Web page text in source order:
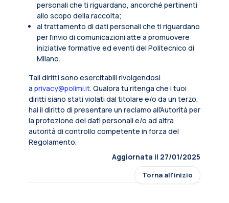
personali che ti riguardano, ancorché pertinenti
allo scopo della raccolta;
al trattamento di dati personali che ti riguardano
per l’invio di comunicazioni atte a promuovere
iniziative formative ed eventi del Politecnico di
Milano.
Tali diritti sono esercitabili rivolgendosi
a privacy@polimi.it. Qualora tu ritenga che i tuoi
diritti siano stati violati dal titolare e/o da un terzo,
hai il diritto di presentare un reclamo all’Autorità per
la protezione dei dati personali e/o ad altra
autorità di controllo competente in forza del
Regolamento.
Aggiornata il 27/01/2025
Torna all'inizio